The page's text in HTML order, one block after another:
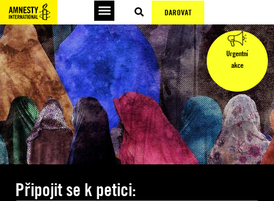
DAROVAT
Urgentní
akce
Připojit se k petici: